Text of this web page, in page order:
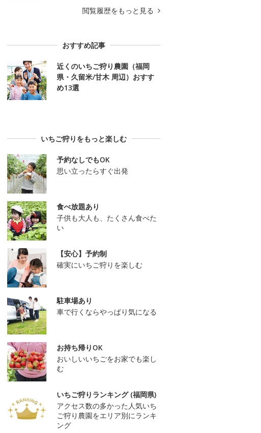
閲覧履歴をもっと見る
おすすめ記事
近くのいちご狩り農園（福岡
県・久留米/甘木 周辺）おすす
め13選
いちご狩りをもっと楽しむ
予約なしでもOK
思い立ったらすぐ出発
食べ放題あり
子供も大人も、たくさん食べた
い
【安心】予約制
確実にいちご狩りを楽しむ
駐車場あり
車で行くならやっぱり気になる
お持ち帰りOK
おいしいいちごをお家でも楽し
む
いちご狩りランキング (福岡県)
アクセス数の多かった人気いち
ご狩り農園をエリア別にランキ
ング